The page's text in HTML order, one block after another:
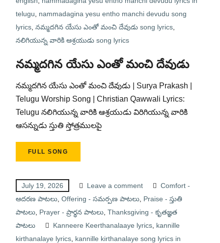
telugu
nammadagina yesu entho manchi devudu song
lyrics, నమ్మదగిన యేసు ఎంతో మంచి దేవుడు song lyrics,
నలిగియున్న వారికి ఆశ్రయుడు song lyrics
నమ్మదగిన యేసు ఎంతో మంచి దేవుడు
నమ్మదగిన యేసు ఎంతో మంచి దేవుడు | Surya Prakash |
Telugu Worship Song | Christian Qawwali Lyrics:
Telugu నలిగియున్న వారికి ఆశ్రయుడు విరిగియున్న వారికి
ఆసన్నుడు స్తుతి స్తోత్రములపై
FULL SONG
July 19, 2026 Leave a comment
Comfort -
ఆదరణ పాటలు, Offering - సమర్పణ పాటలు, Praise - స్తుతి
పాటలు, Prayer - ప్రార్థన పాటలు, Thanksgiving - కృతజ్ఞత
పాటలు
Kanneere Keerthanalaaye lyrics, kannille
kirthanalaye lyrics, kannille kirthanalaye song lyrics in